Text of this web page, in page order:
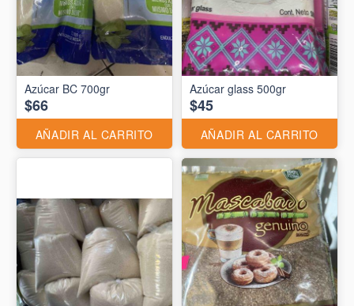
Azúcar BC 700gr
$66
AÑADIR AL CARRITO
Azúcar glass 500gr
$45
AÑADIR AL CARRITO